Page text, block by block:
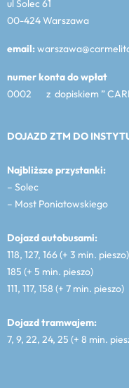
ul Solec 61
00-424 Warszawa
email:
numer konta do
0002 z dopiskiem ”
DOJAZD ZTM DO
Najbliższe przystanki:
– Solec
– Most Poniatowskiego
Dojazd autobusami:
118, 127, 166 (+ 3 min. pieszo)
185 (+ 5 min. pieszo)
111, 117, 158 (+ 7 min. pieszo)
Dojazd tramwajem:
7, 9, 22, 24, 25 (+ 8 min.